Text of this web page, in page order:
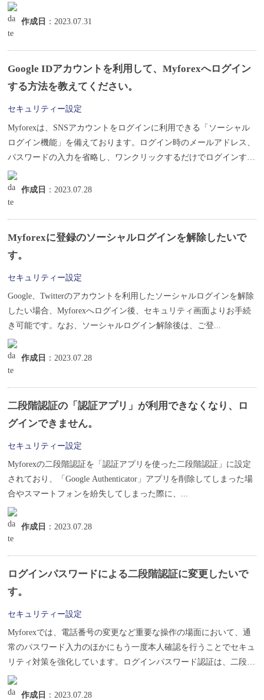
作成日 ：2023.07.31
Google IDアカウントを利用して、Myforexへログイン
する方法を教えてください。
セキュリティー設定
Myforexは、SNSアカウントをログインに利用できる「ソーシャル
ログイン機能」を備えております。ログイン時のメールアドレス、
パスワードの入力を省略し、ワンクリックするだけでログインする
こ...
作成日 ：2023.07.28
Myforexに登録のソーシャルログインを解除したいで
す。
セキュリティー設定
Google、Twitterのアカウントを利用したソーシャルログインを解除
したい場合、Myforexへログイン後、セキュリティ画面よりお手続
き可能です。なお、ソーシャルログイン解除後は、ご登...
作成日 ：2023.07.28
二段階認証の「認証アプリ」が利用できなくなり、ロ
グインできません。
セキュリティー設定
Myforexの二段階認証を「認証アプリを使った二段階認証」に設定
されており、「Google Authenticator」アプリを削除してしまった場
合やスマートフォンを紛失してしまった際に、...
作成日 ：2023.07.28
ログインパスワードによる二段階認証に変更したいで
す。
セキュリティー設定
Myforexでは、電話番号の変更など重要な操作の場面において、通
常のパスワード入力のほかにもう一度本人確認を行うことでセキュ
リティ対策を強化しています。ログインパスワード認証は、二段階
認証...
作成日 ：2023.07.28